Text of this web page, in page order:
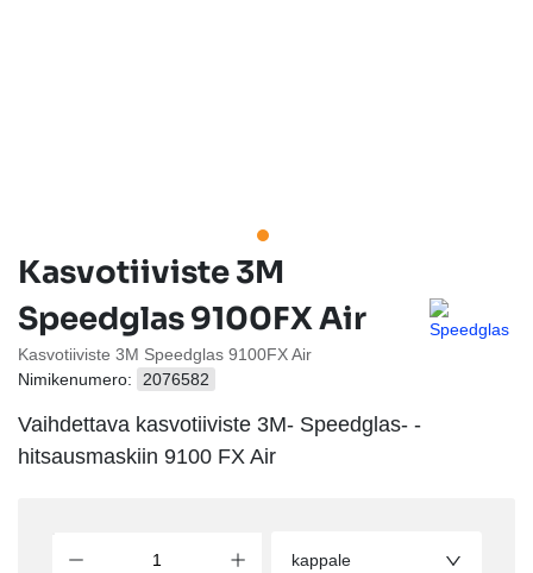
Kasvotiiviste 3M
Speedglas 9100FX Air
Kasvotiiviste 3M Speedglas 9100FX Air
Nimikenumero:
2076582
Vaihdettava kasvotiiviste 3M- Speedglas- -
hitsausmaskiin 9100 FX Air
kappale